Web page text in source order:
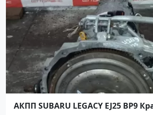
АКПП SUBARU LEGACY EJ25 BP9